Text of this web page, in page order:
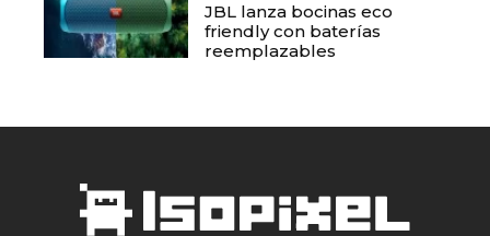
JBL lanza bocinas eco
friendly con baterías
reemplazables